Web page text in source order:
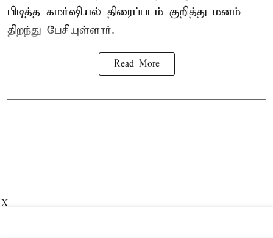
பிடித்த கமர்ஷியல் திரைப்படம் குறித்து மனம்
திறந்து பேசியுள்ளார்.
Read More
X